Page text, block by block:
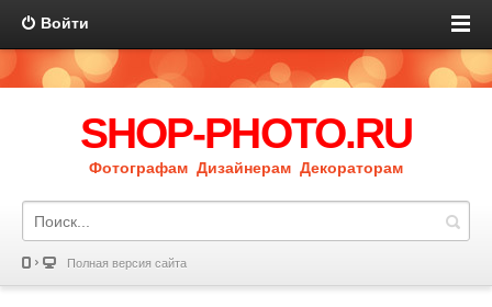
Войти
SHOP-PHOTO.RU
Фотографам Дизайнерам Декораторам
Полная версия сайта